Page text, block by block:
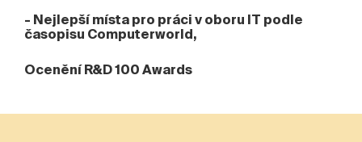
- Nejlepší místa pro práci v oboru IT podle
časopisu Computerworld,
Ocenění R&D 100 Awards